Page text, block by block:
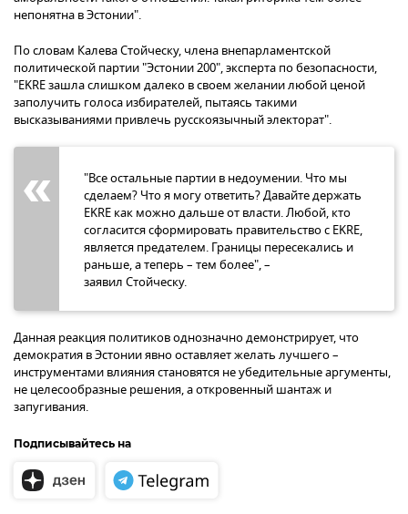
непонятна в Эстонии".
По словам Калева Стойческу, члена внепарламентской
политической партии "Эстонии 200", эксперта по безопасности,
"EKRE зашла слишком далеко в своем желании любой ценой
заполучить голоса избирателей, пытаясь такими
высказываниями привлечь русскоязычный электорат".
"Все остальные партии в недоумении. Что мы
сделаем? Что я могу ответить? Давайте держать
EKRE как можно дальше от власти. Любой, кто
согласится сформировать правительство с EKRE,
является предателем. Границы пересекались и
раньше, а теперь – тем более", –
заявил Стойческу.
Данная реакция политиков однозначно демонстрирует, что
демократия в Эстонии явно оставляет желать лучшего –
инструментами влияния становятся не убедительные аргументы,
не целесообразные решения, а откровенный шантаж и
запугивания.
Подписывайтесь на